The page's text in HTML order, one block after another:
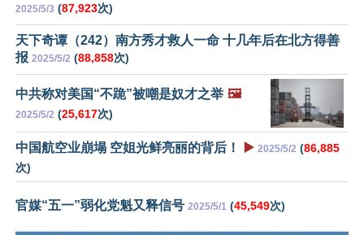
2025/5/3 (87,923次)
天下奇谭（242）南方秀才救人一命 十几年后在北方得善
报 2025/5/2 (88,858次)
中共称对美国“不跪”被嘲是奴才之举 🖼️
2025/5/2 (25,617次)
中国航空业崩塌 空姐光鲜亮丽的背后！ ▶️ 2025/5/2 (86,885
次)
官媒“五一”弱化党魁又释信号 2025/5/1 (45,549次)